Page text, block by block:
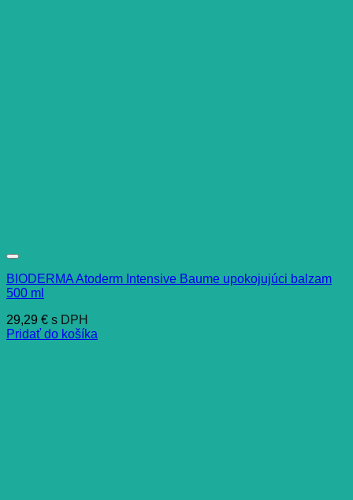
BIODERMA Atoderm Intensive Baume upokojujúci balzam
500 ml
29,29 € s DPH
Pridať do košíka